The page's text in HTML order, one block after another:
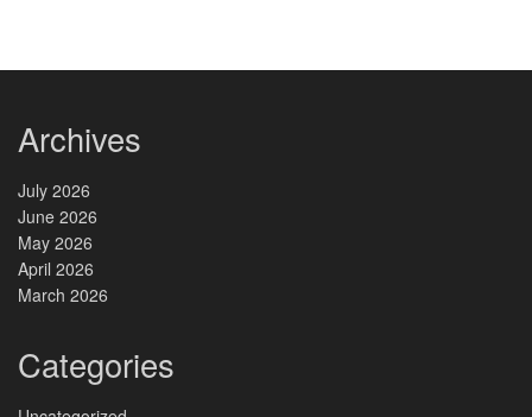
Archives
July 2026
June 2026
May 2026
April 2026
March 2026
Categories